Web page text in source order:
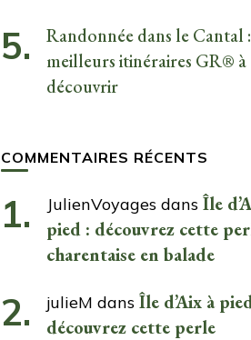
Randonnée dans le Cantal
meilleurs itinéraires GR® à
découvrir
COMMENTAIRES RÉCENTS
JulienVoyagesdans Île
pied : découvrez cette
charentaise en balade
julieM dans Île d’Aix à
découvrez cette perle